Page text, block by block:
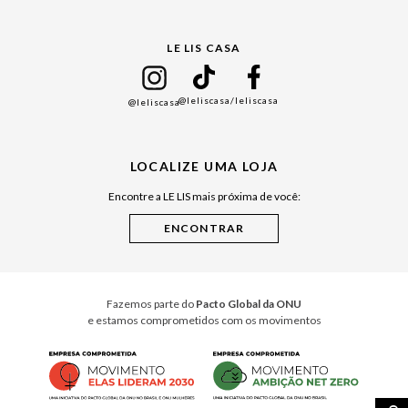
Cuidados Casa
LE LIS CASA
@leliscasa@leliscasa/leliscasa
LOCALIZE UMA LOJA
Encontre a LE LIS mais próxima de você:
Fazemos parte do Pacto Global da ONU
e estamos comprometidos com os movimentos